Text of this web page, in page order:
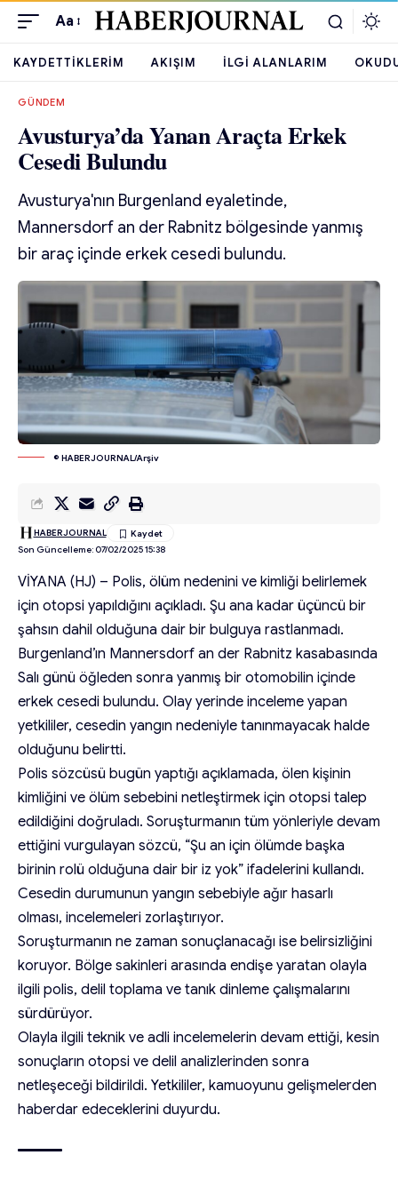
Aa
KAYDETTIKLERIM AKIŞIM İLGI ALANLARIM
GÜNDEM
Avusturya’da Yanan Araçta Erkek
Cesedi Bulundu
Avusturya'nın Burgenland eyaletinde,
Mannersdorf an der Rabnitz bölgesinde yanmış
bir araç içinde erkek cesedi bulundu.
© HABERJOURNAL/Arşiv
Son Güncelleme: 07/02/2025 15:38
HABERJOURNAL
VİYANA (HJ) – Polis, ölüm nedenini ve kimliği belirlemek
için otopsi yapıldığını açıkladı. Şu ana kadar üçüncü bir
şahsın dahil olduğuna dair bir bulguya rastlanmadı.
Burgenland’ın Mannersdorf an der Rabnitz kasabasında
Salı günü öğleden sonra yanmış bir otomobilin içinde
erkek cesedi bulundu. Olay yerinde inceleme yapan
yetkililer, cesedin yangın nedeniyle tanınmayacak halde
olduğunu belirtti.
Polis sözcüsü bugün yaptığı açıklamada, ölen kişinin
kimliğini ve ölüm sebebini netleştirmek için otopsi talep
edildiğini doğruladı. Soruşturmanın tüm yönleriyle devam
ettiğini vurgulayan sözcü, “Şu an için ölümde başka
birinin rolü olduğuna dair bir iz yok” ifadelerini kullandı.
Cesedin durumunun yangın sebebiyle ağır hasarlı
olması, incelemeleri zorlaştırıyor.
Soruşturmanın ne zaman sonuçlanacağı ise belirsizliğini
koruyor. Bölge sakinleri arasında endişe yaratan olayla
ilgili polis, delil toplama ve tanık dinleme çalışmalarını
sürdürüyor.
Olayla ilgili teknik ve adli incelemelerin devam ettiği, kesin
sonuçların otopsi ve delil analizlerinden sonra
netleşeceği bildirildi. Yetkililer, kamuoyunu gelişmelerden
haberdar edeceklerini duyurdu.